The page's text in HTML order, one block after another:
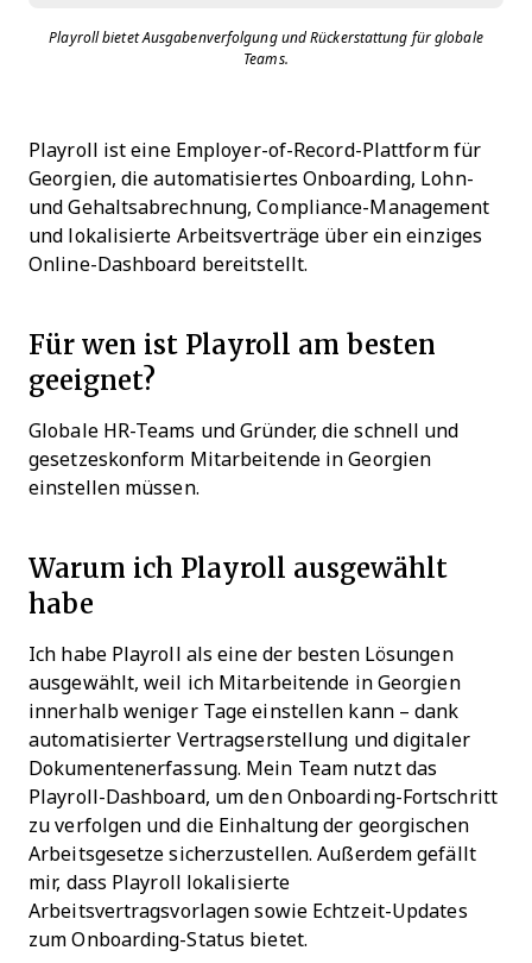
Playroll bietet Ausgabenverfolgung und Rückerstattung für globale
Teams.
Playroll ist eine Employer-of-Record-Plattform für
Georgien, die automatisiertes Onboarding, Lohn-
und Gehaltsabrechnung, Compliance-Management
und lokalisierte Arbeitsverträge über ein einziges
Online-Dashboard bereitstellt.
Für wen ist Playroll am besten
geeignet?
Globale HR-Teams und Gründer, die schnell und
gesetzeskonform Mitarbeitende in Georgien
einstellen müssen.
Warum ich Playroll ausgewählt
habe
Ich habe Playroll als eine der besten Lösungen
ausgewählt, weil ich Mitarbeitende in Georgien
innerhalb weniger Tage einstellen kann – dank
automatisierter Vertragserstellung und digitaler
Dokumentenerfassung. Mein Team nutzt das
Playroll-Dashboard, um den Onboarding-Fortschritt
zu verfolgen und die Einhaltung der georgischen
Arbeitsgesetze sicherzustellen. Außerdem gefällt
mir, dass Playroll lokalisierte
Arbeitsvertragsvorlagen sowie Echtzeit-Updates
zum Onboarding-Status bietet.